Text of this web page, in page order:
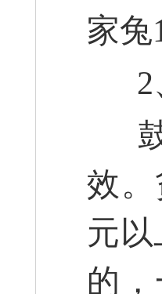
家兔
2
鼓
效
元
的